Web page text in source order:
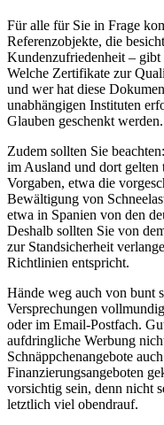
Für alle für Sie in Frage
Referenzobjekte, die
Kundenzufriedenheit – gibt
Welche Zertifikate zur
und wer hat diese
unabhängigen Instituten
Glauben geschenkt werden.
Zudem sollten Sie
im Ausland und dort gelten
Vorgaben, etwa die
Bewältigung von
etwa in Spanien von den
Deshalb sollten Sie von
zur Standsicherheit
Richtlinien entspricht.
Hände weg auch von bunt
Versprechungen
oder im Email-Postfach.
aufdringliche Werbung
Schnäppchenangebote
Finanzierungsangeboten
vorsichtig sein, denn nicht
letztlich viel obendrauf.